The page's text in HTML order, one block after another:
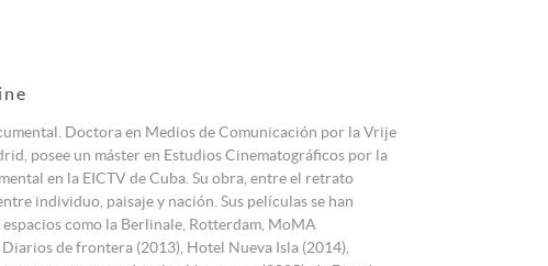
Doctora en Medios de Comunicación por la Vrije
posee un máster en Estudios Cinematográficos por la
en la EICTV de Cuba. Su obra, entre el retrato
individuo, paisaje y nación. Sus películas se han
como la Berlinale, Rotterdam, MoMA
de frontera (2013), Hotel Nueva Isla (2014),